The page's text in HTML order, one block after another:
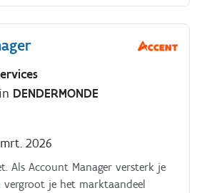
in DENDERMONDE
2026
Als Account Manager versterk je
vergroot je het marktaandeel